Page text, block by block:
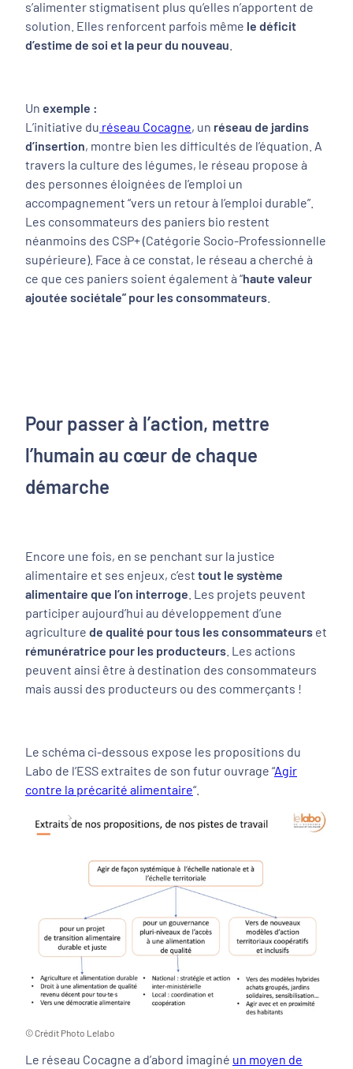
s’alimenter stigmatisent plus qu’elles n’apportent de
solution. Elles renforcent parfois même le déficit
d’estime de soi et la peur du nouveau
Un exemple :
L’initiative du réseau Cocagne, un réseau de jardins
d’insertion, montre bien les difficultés de l’équation. A
travers la culture des légumes, le réseau propose à
des personnes éloignées de l’emploi un
accompagnement “vers un retour à l’emploi durable”.
Les consommateurs des paniers bio restent
néanmoins des CSP+ (Catégorie Socio-Professionnelle
supérieure). Face à ce constat, le réseau a cherché à
ce que ces paniers soient également à “haute valeur
ajoutée sociétale” pour les consommateurs
Pour passer à l’action, mettre
l’humain au cœur de chaque
démarche
Encore une fois, en se penchant sur la justice
alimentaire et ses enjeux, c’est tout le système
alimentaire que l’on interroge . Les projets peuvent
participer aujourd’hui au développement d’une
agriculture de qualité pour tous les consommateurs et
rémunératrice pour les producteurs . Les actions
peuvent ainsi être à destination des consommateurs
mais aussi des producteurs ou des commerçants !
Le schéma ci-dessous expose les propositions du
Labo de l’ESS extraites de son futur ouvrage “Agir
contre la précarité alimentaire“.
© Crédit Photo Lelabo
Le réseau Cocagne a d’abord imaginé un moyen de